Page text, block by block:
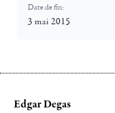
Date de fin:
3 mai 2015
Edgar Degas